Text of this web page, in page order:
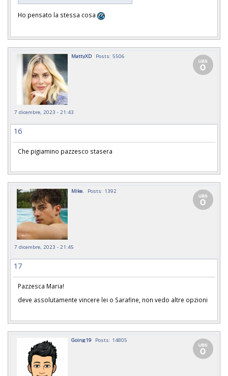
Ho pensato la stessa cosa
MattyXD Posts: 5506
7 dicembre, 2023 - 21:43
16
Che pigiamino pazzesco stasera
Mike. Posts: 1392
7 dicembre, 2023 - 21:45
17
Pazzesca Maria!
deve assolutamente vincere lei o Sarafine, non vedo altre opzioni
Going19 Posts: 14805